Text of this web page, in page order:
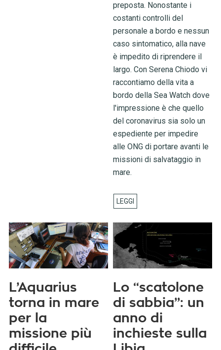
preposta. Nonostante i
costanti controlli del
personale a bordo e nessun
caso sintomatico, alla nave
è impedito di riprendere il
largo. Con Serena Chiodo vi
raccontiamo della vita a
bordo della Sea Watch dove
l'impressione è che quello
del coronavirus sia solo un
espediente per impedire
alle ONG di portare avanti le
missioni di salvataggio in
mare.
L’Aquarius
torna in mare
per la
missione più
Lo “scatolone
di sabbia”: un
anno di
inchieste sulla